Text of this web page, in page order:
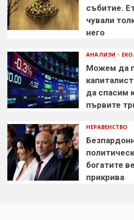
събитие.
чували
него
АНАЛИЗИ
Можем да
да спасим
първите
НЕРАВЕНСТВО
богатите
прикрива